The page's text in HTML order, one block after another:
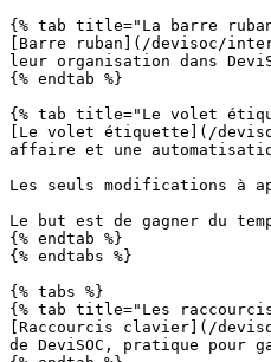
{% tab title="La barre
[Barre ruban](/devisoc/
leur organisation dans
{% endtab %}
{% tab title="Le volet
[Le volet étiquette](/
affaire et une
Les seuls modifications à
Le but est de gagner du
{% endtab %}
{% endtabs %}
{% tabs %}
{% tab title="Les
[Raccourcis clavier](/
de DeviSOC, pratique pour